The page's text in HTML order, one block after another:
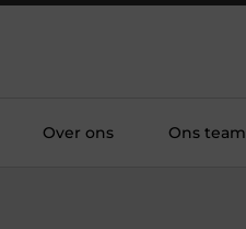
Over ons Ons team